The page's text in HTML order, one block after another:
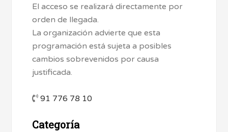
El acceso se realizará directamente por
orden de llegada.
La organización advierte que esta
programación está sujeta a posibles
cambios sobrevenidos por causa
justificada.
91 776 78 10
Categoría